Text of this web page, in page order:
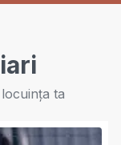
ta